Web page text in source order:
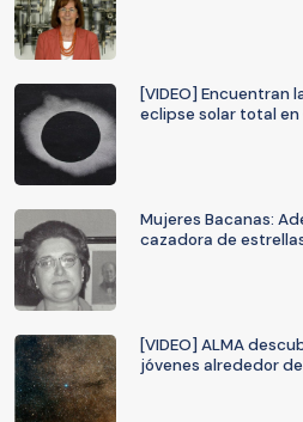
[VIDEO] Encuentran
eclipse solar total en
Mujeres Bacanas:
cazadora de
[VIDEO] ALMA
jóvenes alrededor